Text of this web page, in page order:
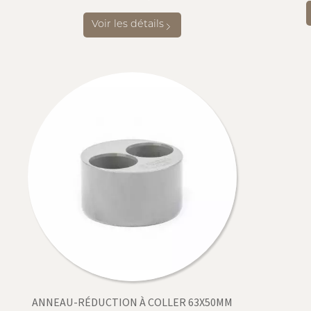
Voir les détails
ANNEAU-RÉDUCTION À COLLER 63X50MM